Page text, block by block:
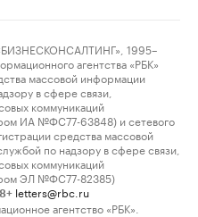
1995–
агентства «РБК»
массовой информации
в сфере связи,
коммуникаций
ИА №ФС77-63848) и сетевого
средства массовой
по надзору в сфере связи,
коммуникаций
ЭЛ №ФС77-82385)
letters@rbc.ru
агентство «РБК».